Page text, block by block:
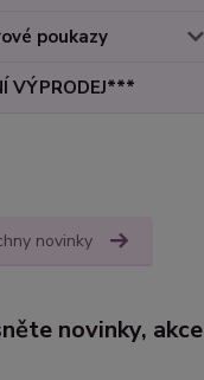
poukazy
VÝPRODEJ***
novinky
novinky, akce